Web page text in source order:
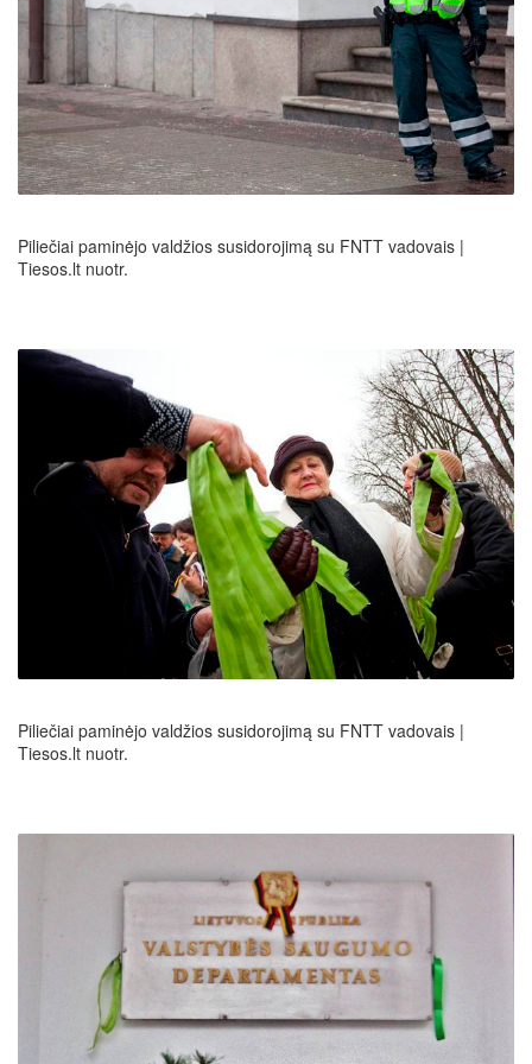
Piliečiai paminėjo valdžios susidorojimą su FNTT vadovais |
Tiesos.lt nuotr.
Piliečiai paminėjo valdžios susidorojimą su FNTT vadovais |
Tiesos.lt nuotr.